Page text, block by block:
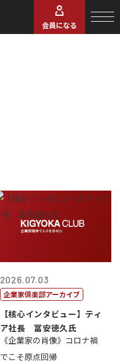
会員になる
2026.07.03
企業家倶楽部アーカイブ
【核心インタビュー】ティ
ア社長 冨安徳久氏
《企業家の肖像》コロナ禍
でこそ原点回帰